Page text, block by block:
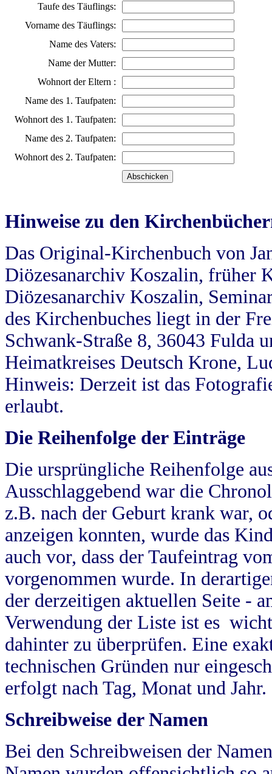
Taufe des Täuflings:
Vorname des Täuflings:
Name des Vaters:
Name der Mutter:
Wohnort der Eltern :
Name des 1. Taufpaten:
Wohnort des 1. Taufpaten:
Name des 2. Taufpaten:
Wohnort des 2. Taufpaten:
Hinweise zu den
Das Original-Kirchenbuch von
Diözesanarchiv Koszalin, früher
Diözesanarchiv Koszalin,
des Kirchenbuches liegt in der
Schwank-Straße 8, 36043 Fulda
Heimatkreises Deutsch Krone,
Hinweis: Derzeit ist das
erlaubt.
Die Reihenfolge der Einträge
Die ursprüngliche Reihenfolge
Ausschlaggebend war die
z.B. nach der Geburt krank war,
anzeigen konnten, wurde das
auch vor, dass der Taufeintrag
vorgenommen wurde. In
der derzeitigen aktuellen Seite -
Verwendung der Liste ist es
dahinter zu überprüfen. Eine
technischen Gründen nur
erfolgt nach Tag, Monat und Jahr.
Schreibweise der Namen
Bei den Schreibweisen der